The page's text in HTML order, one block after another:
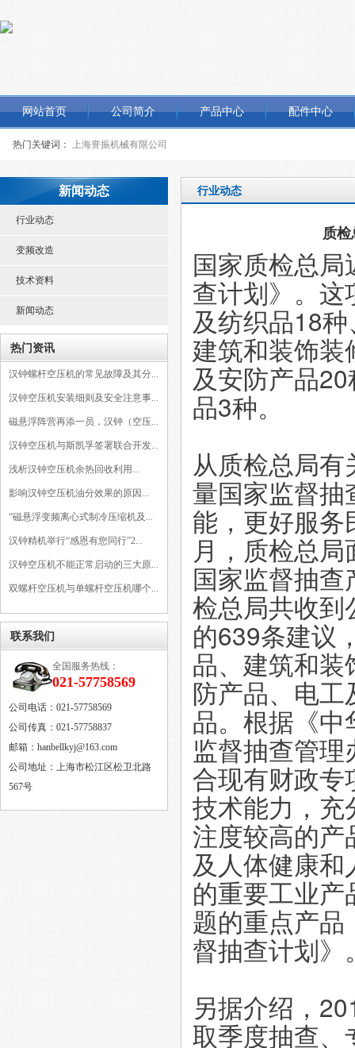
网站首页 公司简介 产品中心 配件中心
热门关键词： 上海誉振机械有限公司
新闻动态
行业动态
变频改造
技术资料
新闻动态
热门资讯
汉钟螺杆空压机的常见故障及其分...
汉钟空压机安装细则及安全注意事...
磁悬浮阵营再添一员，汉钟（空压...
汉钟空压机与斯凯孚签署联合开发...
浅析汉钟空压机余热回收利用...
影响汉钟空压机油分效果的原因...
“磁悬浮变频离心式制冷压缩机及...
汉钟精机举行“感恩有您同行”2...
汉钟空压机不能正常启动的三大原...
双螺杆空压机与单螺杆空压机哪个...
联系我们
全国服务热线：
021-57758569
公司电话：021-57758569
公司传真：021-57758837
邮箱：hanbellkyj@163.com
公司地址：上海市松江区松卫北路
567号
行业动态
质检
国家质检总
查计划》。
及纺织品18
建筑和装饰
及安防产品
品3种。
从质检总局
量国家监督抽
能，更好服
月，质检总
国家监督抽
检总局共收
的639条建议
品、建筑和
防产品、电
品。根据《
监督抽查管
合现有财政专
技术能力，充
注度较高的
及人体健康
的重要工业
题的重点产
督抽查计划》
另据介绍，
取季度抽查、